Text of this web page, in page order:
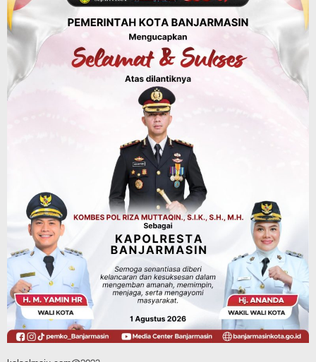
1,37 Triliun, Tutup Kekurangan dari
SiLPA
Agustus 7, 2026
Kalsel
Operasi Sikat Intan 2026 Berakhir, Polda
Kalsel Amankan Ribuan Miras Hingga
Pemerintahan Sosial & Keagamaan
Banjarmasin Pilot Project Perlinsos
Digital, Target 30 Persen IKD Masih
Jauh, Komisi II DPR Turun Tangan
Agustus 7, 2026